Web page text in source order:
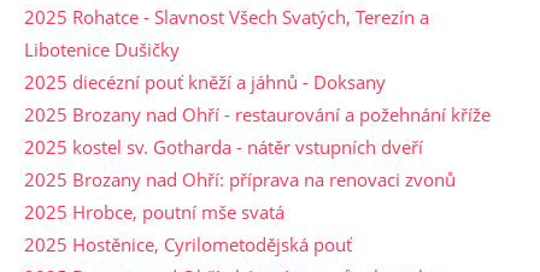
2025 Rohatce - Slavnost Všech Svatých, Terezín a
Libotenice Dušičky
2025 diecézní pouť kněží a jáhnů - Doksany
2025 Brozany nad Ohří - restaurování a požehnání kříže
2025 kostel sv. Gotharda - nátěr vstupních dveří
2025 Brozany nad Ohří: příprava na renovaci zvonů
2025 Hrobce, poutní mše svatá
2025 Hostěnice, Cyrilometodějská pouť